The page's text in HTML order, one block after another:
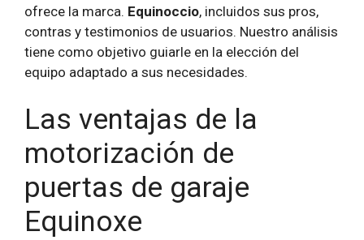
ofrece la marca. Equinoccio, incluidos sus pros,
contras y testimonios de usuarios. Nuestro análisis
tiene como objetivo guiarle en la elección del
equipo adaptado a sus necesidades.
Las ventajas de la
motorización de
puertas de garaje
Equinoxe